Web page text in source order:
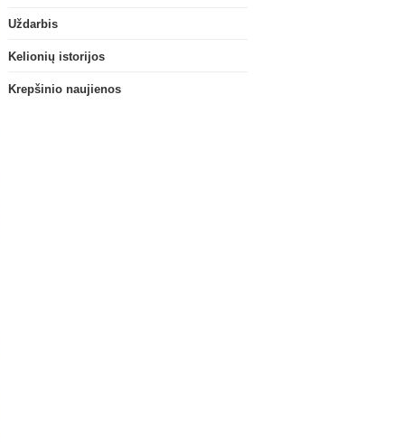
Uždarbis
Kelionių istorijos
Krepšinio naujienos